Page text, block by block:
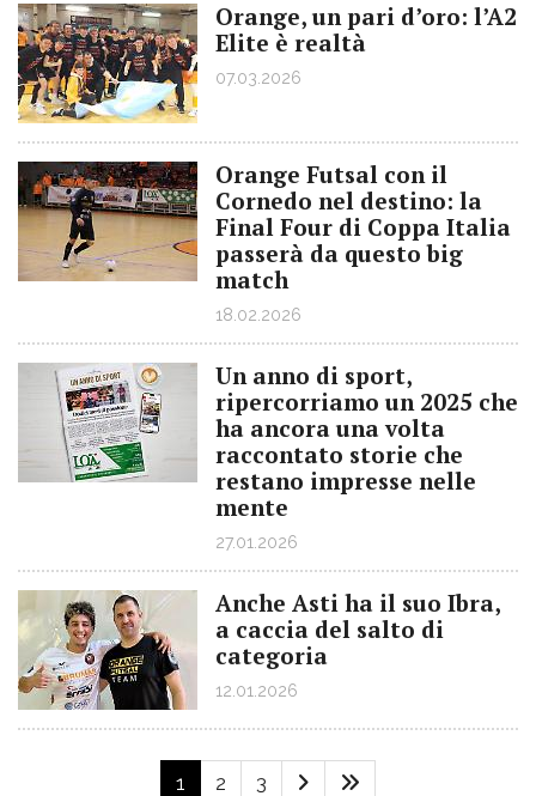
Orange, un pari d’oro: l’A2
Elite è realtà
07.03.2026
Orange Futsal con il
Cornedo nel destino: la
Final Four di Coppa Italia
passerà da questo big
match
18.02.2026
Un anno di sport,
ripercorriamo un 2025 che
ha ancora una volta
raccontato storie che
restano impresse nelle
mente
27.01.2026
Anche Asti ha il suo Ibra,
a caccia del salto di
categoria
12.01.2026
1 2 3